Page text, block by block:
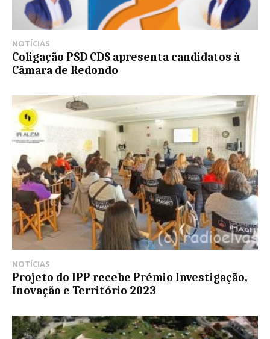
NOTÍCIAS
Coligação PSD CDS apresenta candidatos à
Câmara de Redondo
NOTÍCIAS
Projeto do IPP recebe Prémio Investigação,
Inovação e Território 2023